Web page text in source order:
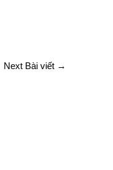
Next Bài viết →